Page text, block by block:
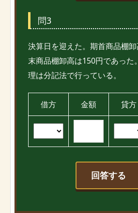
問3
決算日を迎えた。期首商品棚
末商品棚卸高は150円であった
理は分記法で行っている。
借方 金額 貸方
回答する